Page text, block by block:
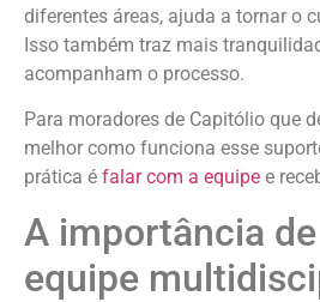
diferentes áreas, ajuda a tornar o
Isso também traz mais
acompanham o processo.
Para moradores de Capitólio que
melhor como funciona esse
prática é falar com a equipe e
A importância
equipe